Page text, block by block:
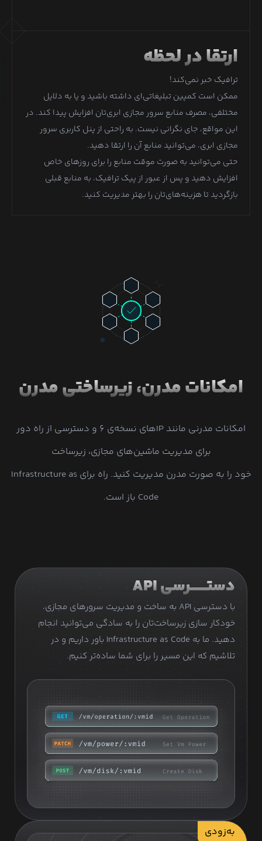
ارتقا در لحظه
ترافیک خبر نمی‌کند!
ممکن است کمپین تبلیغاتی‌ای داشته باشید و یا به دلایل
مختلفی، مصرف منابع سرور مجازی ابری‌تان افزایش پیدا کند. در
این مواقع، جای نگرانی نیست. به راحتی از پنل کاربری سرور
مجازی ابری، می‌توانید منابع آن را ارتقا دهید.
حتی می‌توانید به صورت موقت منابع را برای روزهای خاص
افزایش دهید و پس از عبور از پیک ترافیک، به منابع قبلی
بازگردید تا هزینه‌های‌تان را بهتر مدیریت کنید.
امکانات مدرن، زیرساختی مدرن
امکانات مدرنی مانند IPهای نسخه‌ی ۶ و دسترسی از راه دور
برای مدیریت ماشین‌های مجازی، زیرساخت
خود را به صورت مدرن مدیریت کنید. راه برای Infrastructure as
Code باز است.
دستـــــــرسی API
با دسترسی API به ساخت و مدیریت سرورهای مجازی،
خودکار سازی زیرساخت‌تان را به سادگی می‌توانید انجام
دهید. ما به Infrastructure as Code باور داریم و در
تلاشیم که این مسیر را برای شما ساده‌تر کنیم.
به‌زودی